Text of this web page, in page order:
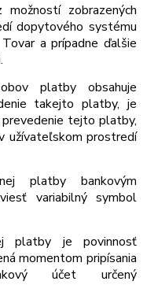
zobrazených
dopytového systému
a prípadne ďalšie
platby obsahuje
takejto platby, je
tejto platby,
užívateľskom prostredí
platby bankovým
variabilný symbol
platby je povinnosť
momentom pripísania
účet určený